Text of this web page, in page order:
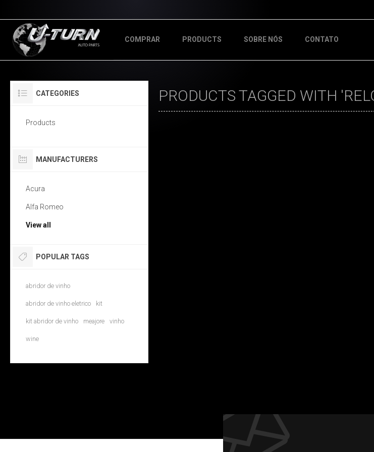
COMPRAR PRODUCTS SOBRE NÓS CONTATO
PRODUCTS TAGGED WITH
CATEGORIES
Products
MANUFACTURERS
Acura
Alfa Romeo
View all
POPULAR TAGS
abridor de vinho
abridor de vinho eletrico kit
kit abridor de vinho meajore vinho
wine